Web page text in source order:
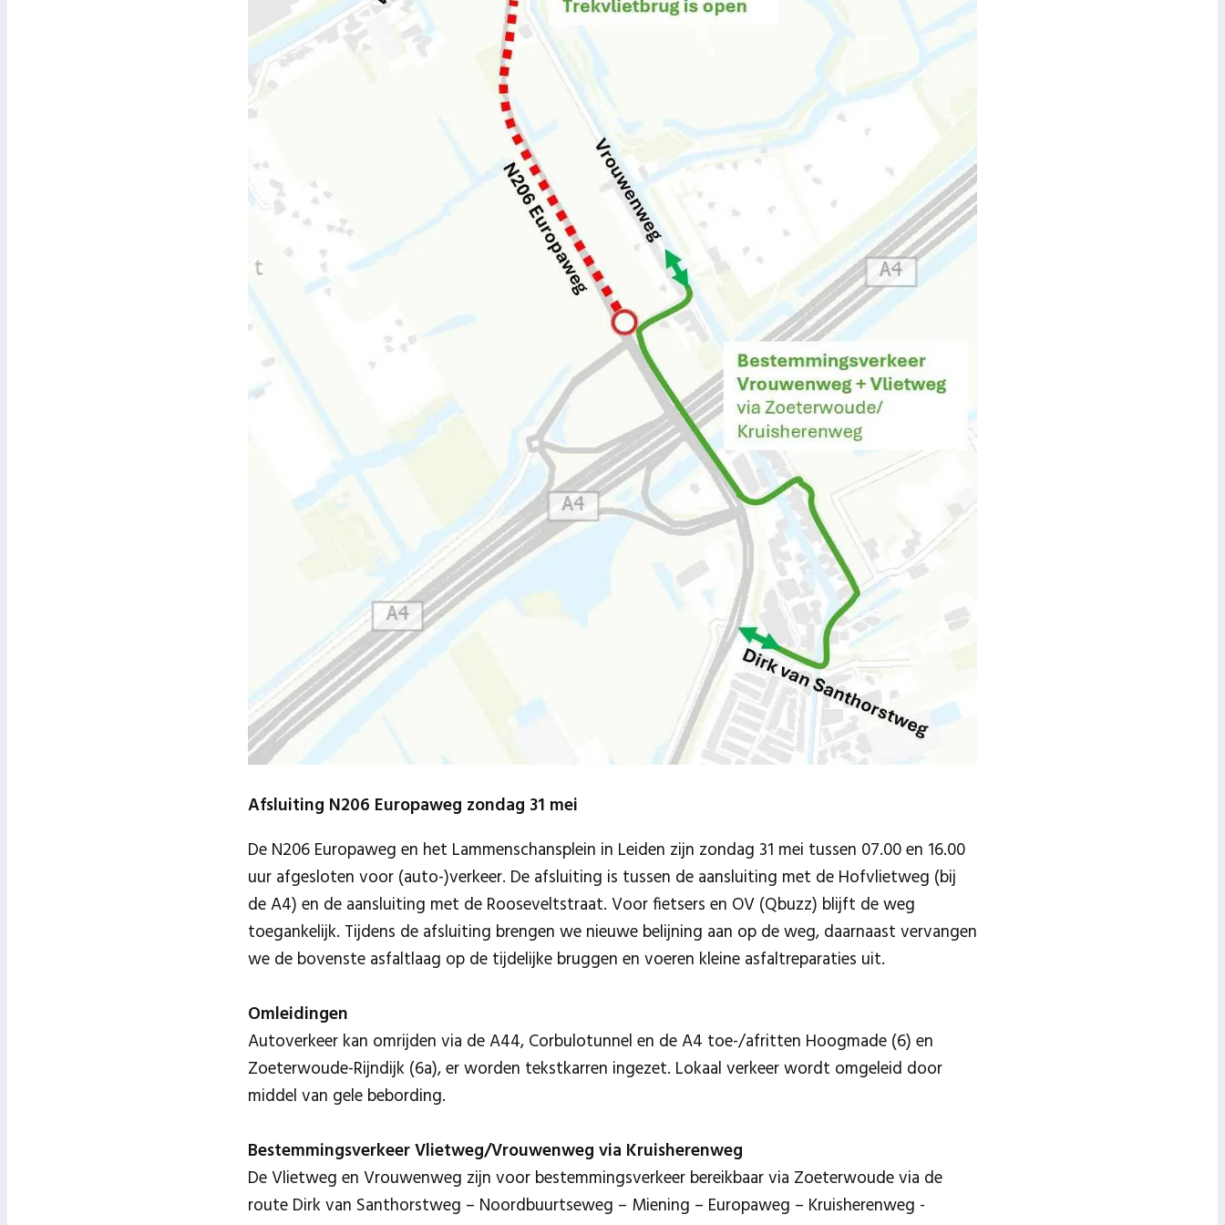
Afsluiting N206 Europaweg zondag 31 mei
De N206 Europaweg en het Lammenschansplein in Leiden zijn zondag 31 mei tussen 07.00 en 16.00
uur afgesloten voor (auto-)verkeer. De afsluiting is tussen de aansluiting met de Hofvlietweg (bij
de A4) en de aansluiting met de Rooseveltstraat. Voor fietsers en OV (Qbuzz) blijft de weg
toegankelijk. Tijdens de afsluiting brengen we nieuwe belijning aan op de weg, daarnaast vervangen
we de bovenste asfaltlaag op de tijdelijke bruggen en voeren kleine asfaltreparaties uit.
Omleidingen
Autoverkeer kan omrijden via de A44, Corbulotunnel en de A4 toe-/afritten Hoogmade (6) en
Zoeterwoude-Rijndijk (6a), er worden tekstkarren ingezet. Lokaal verkeer wordt omgeleid door
middel van gele bebording.
Bestemmingsverkeer Vlietweg/Vrouwenweg via Kruisherenweg
De Vlietweg en Vrouwenweg zijn voor bestemmingsverkeer bereikbaar via Zoeterwoude via de
route Dirk van Santhorstweg – Noordbuurtseweg – Miening – Europaweg – Kruisherenweg -